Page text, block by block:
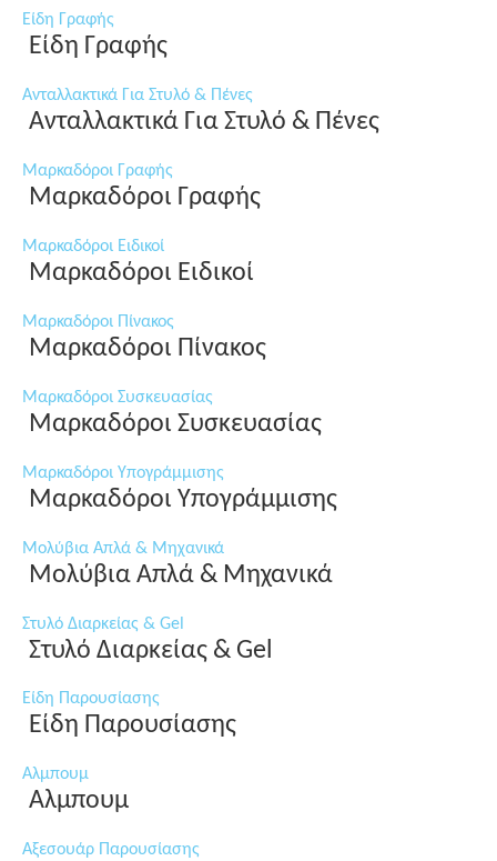
Είδη Γραφής
Είδη Γραφής
Ανταλλακτικά Για Στυλό & Πένες
Ανταλλακτικά Για Στυλό & Πένες
Μαρκαδόροι Γραφής
Μαρκαδόροι Γραφής
Μαρκαδόροι Ειδικοί
Μαρκαδόροι Ειδικοί
Μαρκαδόροι Πίνακος
Μαρκαδόροι Πίνακος
Μαρκαδόροι Συσκευασίας
Μαρκαδόροι Συσκευασίας
Μαρκαδόροι Υπογράμμισης
Μαρκαδόροι Υπογράμμισης
Μολύβια Απλά & Μηχανικά
Μολύβια Απλά & Μηχανικά
Στυλό Διαρκείας & Gel
Στυλό Διαρκείας & Gel
Είδη Παρουσίασης
Είδη Παρουσίασης
Αλμπουμ
Αλμπουμ
Αξεσουάρ Παρουσίασης